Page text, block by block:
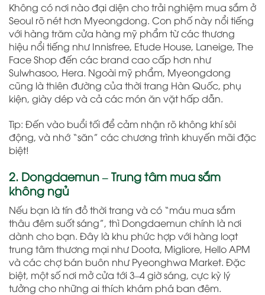
Không có nơi nào đại diện cho trải nghiệm mua sắm ở
Seoul rõ nét hơn Myeongdong. Con phố này nổi tiếng
với hàng trăm cửa hàng mỹ phẩm từ các thương
hiệu nổi tiếng như Innisfree, Etude House, Laneige, The
Face Shop đến các brand cao cấp hơn như
Sulwhasoo, Hera. Ngoài mỹ phẩm, Myeongdong
cũng là thiên đường của thời trang Hàn Quốc, phụ
kiện, giày dép và cả các món ăn vặt hấp dẫn.
Tip: Đến vào buổi tối để cảm nhận rõ không khí sôi
động, và nhớ “săn” các chương trình khuyến mãi đặc
biệt!
2. Dongdaemun – Trung tâm mua sắm
không ngủ
Nếu bạn là tín đồ thời trang và có “máu mua sắm
thâu đêm suốt sáng”, thì Dongdaemun chính là nơi
dành cho bạn. Đây là khu phức hợp với hàng loạt
trung tâm thương mại như Doota, Migliore, Hello APM
và các chợ bán buôn như Pyeonghwa Market. Đặc
biệt, một số nơi mở cửa tới 3–4 giờ sáng, cực kỳ lý
tưởng cho những ai thích khám phá ban đêm.